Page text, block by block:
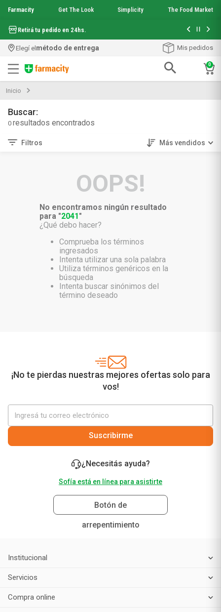
Farmacity Get The Look Simplicity The Food Market
Retirá tu pedido en 24hs. Hasta 6
Elegí elmétodo de entrega Mis pedidos
0
Inicio
0
Filtros Más vendidos
OOPS!
No encontramos ningún resultado
para "2041"
¿Qué debo hacer?
Comprueba los términos
ingresados
Intenta utilizar una sola palabra
Utiliza términos genéricos en la
búsqueda
Intenta buscar sinónimos del
término deseado
¡No te pierdas nuestras mejores ofertas solo para
vos!
Suscribirme
¿Necesitás ayuda?
Sofía está en línea para asistirte
Botón de
arrepentimiento
Institucional
Servicios
Compra online
2. garnier toque seco crema facial
3.mela b3
5.
anti acne